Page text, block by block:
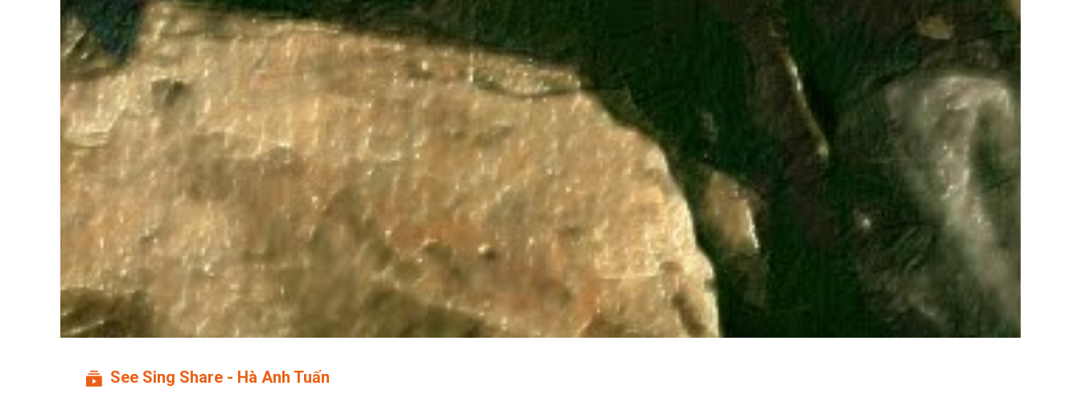
See Sing Share - Hà Anh Tuấn